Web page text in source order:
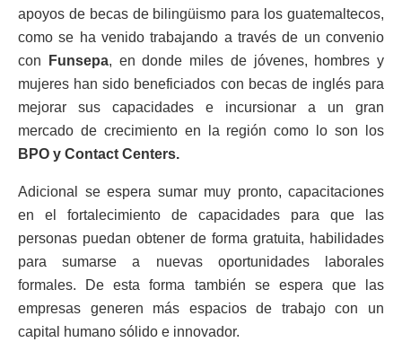
apoyos de becas de bilingüismo para los guatemaltecos,
como se ha venido trabajando a través de un convenio
con
Funsepa, en donde miles de jóvenes, hombres y
mujeres han sido beneficiados con becas de inglés para
mejorar sus capacidades e incursionar a un gran
mercado de crecimiento en la región como lo son los
BPO y Contact Centers.
Adicional se espera sumar muy pronto, capacitaciones
en el fortalecimiento de capacidades para que las
personas puedan obtener de forma gratuita, habilidades
para sumarse a nuevas oportunidades laborales
formales. De esta forma también se espera que las
empresas generen más espacios de trabajo con un
capital humano sólido e innovador.